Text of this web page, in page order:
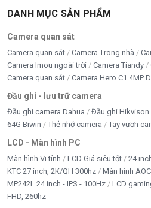
DANH MỤC SẢN PHẨM
Camera quan sát
Camera quan sát Camera Trong nhà
Camera Imou ngoài trời
Camera Tiandy
Camera quan sát
Camera Hero C1 4MP
Đầu ghi - lưu trữ camera
Đầu ghi camera Dahua Đầu ghi Hikvison
64G Biwin
Thẻ nhớ camera Tay vươn
LCD - Màn hình PC
Màn hình Vi tính LCD Giá siêu tốt 24
KTC 27 inch, 2K/QH 300hz
Màn hình
MP242L 24 inch - IPS - 100Hz
LCD
FHD, 260hz